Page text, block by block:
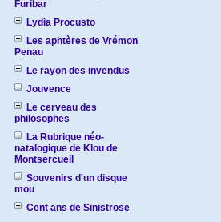
Furibar
Lydia Procusto
Les aphtères de Vrémon
Penau
Le rayon des invendus
Jouvence
Le cerveau des
philosophes
La Rubrique néo-
natalogique de Klou de
Montsercueil
Souvenirs d'un disque
mou
Cent ans de Sinistrose